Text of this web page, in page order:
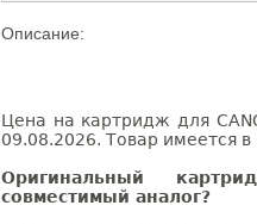
Описание:
Цена на картридж для
09.08.2026. Товар имеется в
Оригинальный
совместимый аналог?